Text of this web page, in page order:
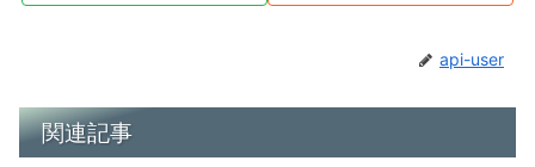
api-user
関連記事